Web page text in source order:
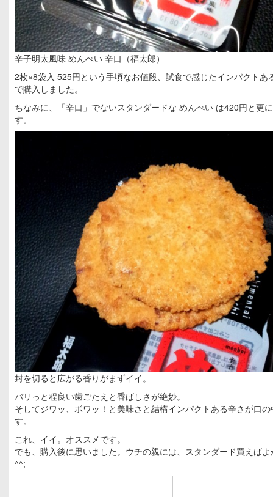
辛子明太風味 めんべい 辛口（福太郎）
2枚×8袋入 525円という手頃なお値段、試食で感じたインパクトあ
で購入しました。
ちなみに、「辛口」でないスタンダードな めんべい は420円と更
す。
封を切ると広がる香りがまずイイ。
バリっと程良い歯ごたえと香ばしさが絶妙。
そしてジワッ、ボワッ！と美味さと結構インパクトある辛さが口
す。
これ、イイ。オススメです。
でも、購入後に思いました。ウチの親には、スタンダード買えば
^^;